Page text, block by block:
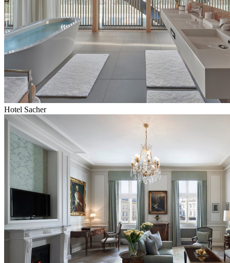
Hotel Sacher